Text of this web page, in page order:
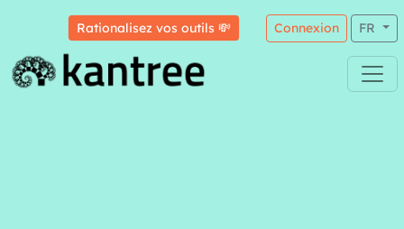
Rationalisez vos outils 💸 Connexion FR